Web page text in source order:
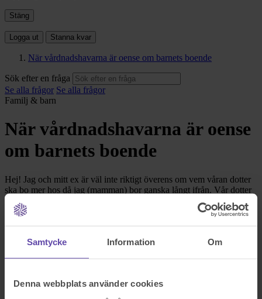
Samtycke Information Om
Denna webbplats använder cookies
Stäng
Logga ut Stanna kvar
När vårdnadshavarna är oense om barnets boende
Sök efter en fråga
Se alla frågor Se alla frågor
Familj & barn
När vårdnadshavarna är oense
om barnets boende
Hej! Jag och mitt ex är väl inte riktigt överens om vem våran dotter
ska bo mer hos då jag (mamman) bor ganska långt ifrån. Vår dotter
är just nu skriven hos sin pappa. Men jag vill ju självklart att hon ska
bo hos mig lite ute på landet. Lugnare tempo och mer trygghet osv
skriven hos mig med. Vår dotter är 5 år.